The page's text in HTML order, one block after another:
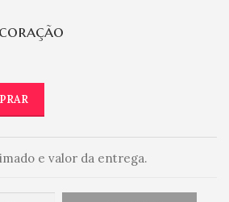
e valor da entrega.